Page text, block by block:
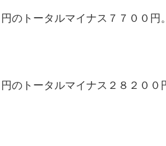
のトータルマイナス７７００円。
のトータルマイナス２８２００